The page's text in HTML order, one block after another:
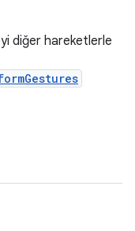
diğer hareketlerle